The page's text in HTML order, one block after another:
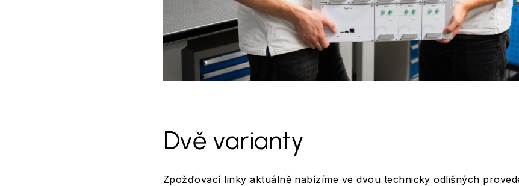
Dvě varianty
Zpožďovací linky aktuálně nabízíme ve dvou technicky odlišných